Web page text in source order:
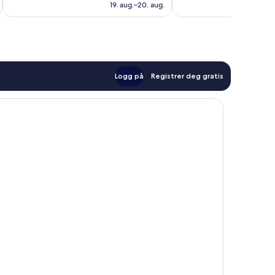
1 148 kr
19. aug.–20. aug.
Logg på Registrer deg gratis